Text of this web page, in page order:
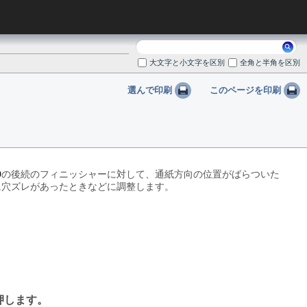
索:大文字と小文字を区別 全角と半角を区別
選んで印刷 このページを印刷
の後続のフィニッシャーに対して、通紙方向の位置がばらついた
ズレがあったときなどに調整します。
ます。